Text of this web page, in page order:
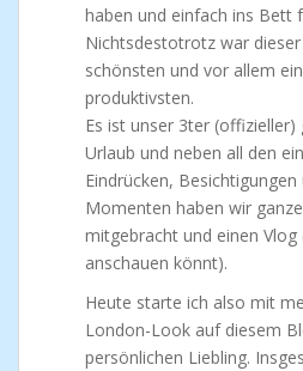
haben und einfach ins Bett
Nichtsdestotrotz war
schönsten und vor allem
produktivsten.
Es ist unser 3ter
Urlaub und neben all den
Eindrücken,
Momenten haben wir
mitgebracht und einen Vlog
anschauen könnt).
Heute starte ich also mit
London-Look auf diesem
persönlichen Liebling.